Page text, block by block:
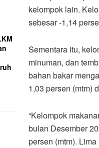
kelompok lain.
sebesar -1,14
Sementara itu,
minuman, dan
bahan bakar
1,03 persen (mtm)
“Kelompok
bulan Desember
persen (mtm).